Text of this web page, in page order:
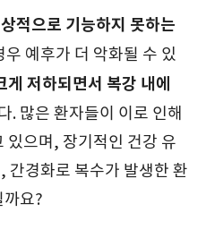
적으로 기능하지 못하는
예후가 더 악화될 수 있
게 저하되면서 복강 내에
. 많은 환자들이 이로 인해
있으며, 장기적인 건강 유
간경화로 복수가 발생한 환
까요?